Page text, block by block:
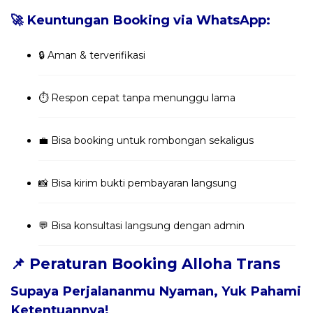
🚀 Keuntungan Booking via WhatsApp:
🔒 Aman & terverifikasi
⏱️ Respon cepat tanpa menunggu lama
💼 Bisa booking untuk rombongan sekaligus
📸 Bisa kirim bukti pembayaran langsung
💬 Bisa konsultasi langsung dengan admin
📌 Peraturan Booking Alloha Trans
Supaya Perjalananmu Nyaman, Yuk Pahami
Ketentuannya!